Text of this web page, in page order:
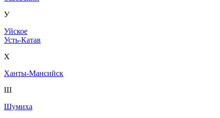
У
Уйское
Усть-Катав
Х
Ханты-Мансийск
Ш
Шумиха